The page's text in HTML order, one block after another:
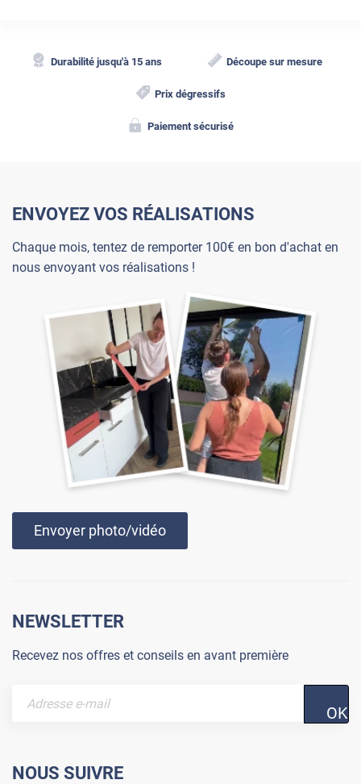
Durabilité jusqu'à 15 ans Découpe sur mesure
Prix dégressifs
Paiement sécurisé
ENVOYEZ VOS RÉALISATIONS
Chaque mois, tentez de remporter 100€ en bon d'achat en
nous envoyant vos réalisations !
Envoyer photo/vidéo
NEWSLETTER
Recevez nos offres et conseils en avant première
OK
NOUS SUIVRE